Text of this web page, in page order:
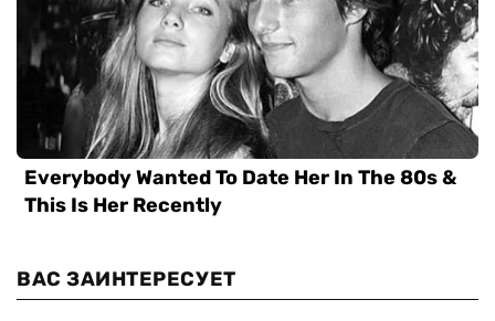
ВАС ЗАИНТЕРЕСУЕТ